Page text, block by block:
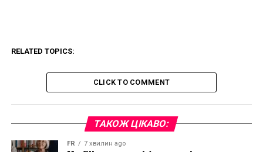
RELATED TOPICS:
CLICK TO COMMENT
ТАКОЖ ЦІКАВО:
FR 7 хвилин ago